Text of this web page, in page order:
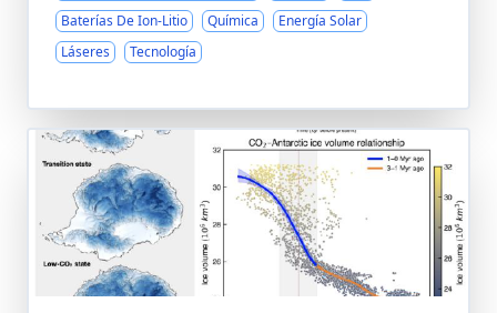
Baterías De Ion-Litio
Química
Energía Solar
Láseres
Tecnología